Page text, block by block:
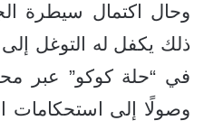
وحال اكتمال سيطرة
ذلك يكفل له التوغل
في “حلة كوكو” عبر
وصولًا إلى استحكامات